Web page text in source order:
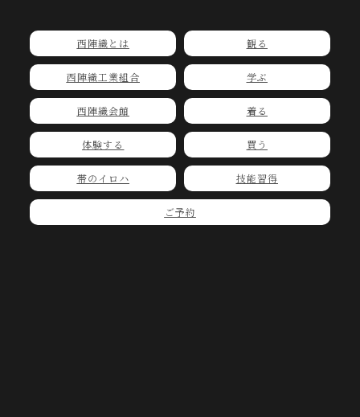
西陣織とは 観る
西陣織工業組合 学ぶ
西陣織会館 着る
体験する 買う
帯のイロハ 技能習得
ご予約